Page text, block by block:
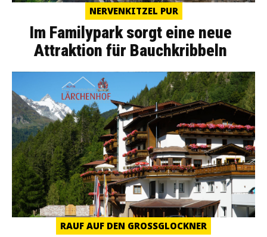
NERVENKITZEL PUR
Im Familypark sorgt eine neue
Attraktion für Bauchkribbeln
RAUF AUF DEN GROSSGLOCKNER